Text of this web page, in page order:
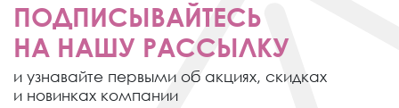
ПОДПИСЫВАЙТЕСЬ
НА НАШУ РАССЫЛКУ
и узнавайте первыми об акциях, скидках
и новинках компании